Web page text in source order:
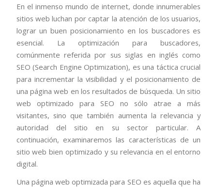
En el inmenso mundo de internet, donde innumerables
sitios web luchan por captar la atención de los usuarios,
lograr un buen posicionamiento en los buscadores es
esencial. La optimización para buscadores,
comúnmente referida por sus siglas en inglés como
SEO (Search Engine Optimization), es una táctica crucial
para incrementar la visibilidad y el posicionamiento de
una página web en los resultados de búsqueda. Un sitio
web optimizado para SEO no sólo atrae a más
visitantes, sino que también aumenta la relevancia y
autoridad del sitio en su sector particular. A
continuación, examinaremos las características de un
sitio web bien optimizado y su relevancia en el entorno
digital.
Una página web optimizada para SEO es aquella que ha